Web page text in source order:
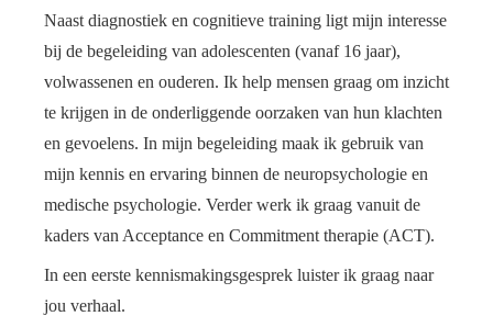
Naast diagnostiek en cognitieve training ligt mijn interesse
bij de begeleiding van adolescenten (vanaf 16 jaar),
volwassenen en ouderen. Ik help mensen graag om inzicht
te krijgen in de onderliggende oorzaken van hun klachten
en gevoelens. In mijn begeleiding maak ik gebruik van
mijn kennis en ervaring binnen de neuropsychologie en
medische psychologie. Verder werk ik graag vanuit de
kaders van Acceptance en Commitment therapie (ACT).
In een eerste kennismakingsgesprek luister ik graag naar
jou verhaal.